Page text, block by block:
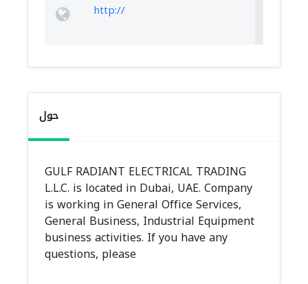
http://
حول
GULF RADIANT ELECTRICAL TRADING
L.L.C. is located in Dubai, UAE. Company
is working in General Office Services,
General Business, Industrial Equipment
business activities. If you have any
questions, please